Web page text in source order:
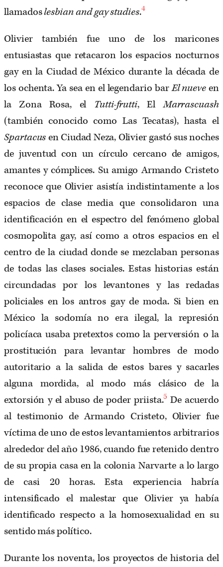
llamadoslesbian and gay studies.4
Olivier también fue uno de los maricones
entusiastas que retacaron los espacios nocturnos
gay en la Ciudad de México durante la década de
los ochenta. Ya sea en el legendario barEl nueveen
la Zona Rosa, el Tutti-frutti, ElMarrascuash
(también conocido como Las Tecatas), hasta el
Spartacusen Ciudad Neza, Olivier gastó sus noches
de juventud con un círculo cercano de amigos,
amantes y cómplices. Su amigo Armando Cristeto
reconoce que Olivier asistía indistintamente a los
espacios de clase media que consolidaron una
identificación en el espectro del fenómeno global
cosmopolita gay, así como a otros espacios en el
centro de la ciudad donde se mezclaban personas
de todas las clases sociales. Estas historias están
circundadas por los levantones y las redadas
policiales en los antros gay de moda. Si bien en
México la sodomía no era ilegal, la represión
policíaca usaba pretextos como la perversión o la
prostitución para levantar hombres de modo
autoritario a la salida de estos bares y sacarles
alguna mordida, al modo más clásico de la
extorsión y el abuso de poder priista.5 De acuerdo
al testimonio de Armando Cristeto, Olivier fue
víctima de uno de estos levantamientos arbitrarios
alrededor del año 1986, cuando fue retenido dentro
de su propia casa en la colonia Narvarte a lo largo
de casi 20 horas. Esta experiencia habría
intensificado el malestar que Olivier ya había
identificado respecto a la homosexualidad en su
sentido más político.
Durante los noventa, los proyectos de historia del